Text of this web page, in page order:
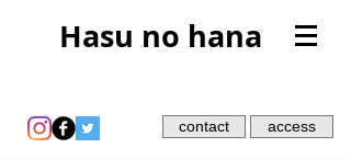
Hasu no hana
contact access